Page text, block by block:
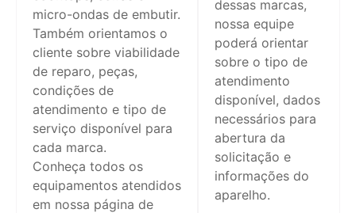
micro-ondas de embutir.
Também orientamos o
cliente sobre viabilidade
de reparo, peças,
condições de
atendimento e tipo de
serviço disponível para
cada marca.
Conheça todos os
equipamentos atendidos
em nossa página de
dessas marcas,
nossa equipe
poderá orientar
sobre o tipo de
atendimento
disponível, dados
necessários para
abertura da
solicitação e
informações do
aparelho.